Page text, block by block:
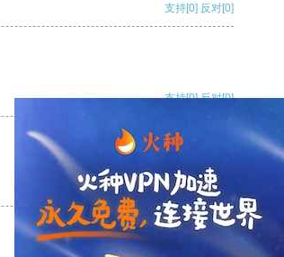
支持[0] 反对[0]
支持[0] 反对[0]
支持[0] 反对